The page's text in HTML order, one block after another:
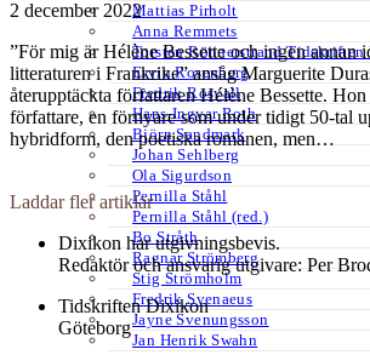
Mattias Pirholt
Anna Remmets
Torsten Rönnerstrand Tidskriften
Ervin Rosenberg
Fredrik Rosvall
Hans-Ingvar Roth
Björn Sandmark
Johan Sehlberg
Ola Sigurdson
Pernilla Ståhl
Pernilla Ståhl (red.)
Bo Stråth
Ragnar Strömberg
Stig Strömholm
Fredrik Svenaeus
Jayne Svenungsson
Jan Henrik Swahn
2 december 2022
”För mig är Hélène Bessette och ingen annan
litteraturen i Frankrike” ansåg Marguerite
återupptäckta författaren Hélène Bessette.
författare, en förnyare som under tidigt 50-tal
hybridform, den poetiska romanen, men…
Laddar fler artiklar
Dixikon har utgivningsbevis.
Redaktör och ansvarig utgivare: Per
Tidskriften Dixikon
Göteborg